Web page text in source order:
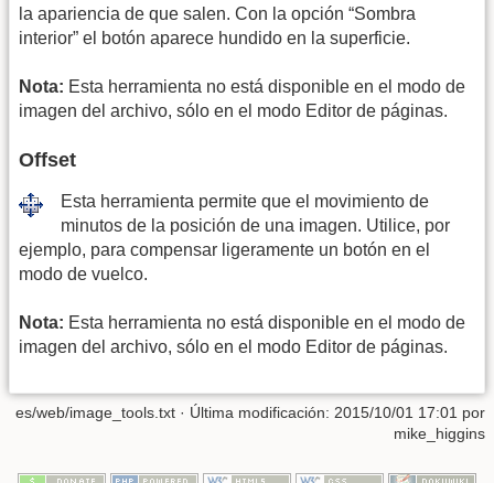
la apariencia de que salen. Con la opción “Sombra
interior” el botón aparece hundido en la superficie.
Nota: Esta herramienta no está disponible en el modo de
imagen del archivo, sólo en el modo Editor de páginas.
Offset
Esta herramienta permite que el movimiento de
minutos de la posición de una imagen. Utilice, por
ejemplo, para compensar ligeramente un botón en el
modo de vuelco.
Nota: Esta herramienta no está disponible en el modo de
imagen del archivo, sólo en el modo Editor de páginas.
es/web/image_tools.txt · Última modificación: 2015/10/01 17:01 por
mike_higgins